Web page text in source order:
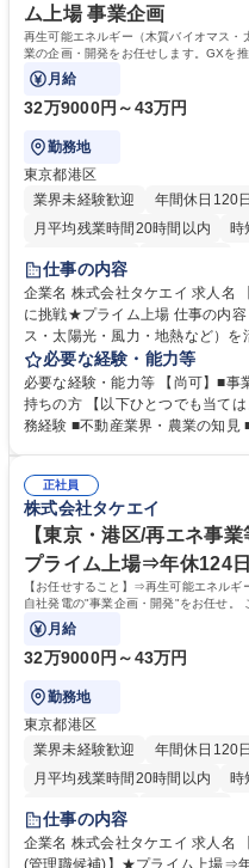
ム上場 事業企画
再生可能エネルギー（木質バイオマス
業の企画・開発をお任せします。GXを
3年後以降に管理職着任を想定しています
月給
32万9000円～43万円
勤務地
東京都港区
業界未経験歓迎
年間休日120
月平均残業時間20時間以内
時
完全週休2日制
仕事の内容
企業名 株式会社タケエイ 求人名 【事業企画/管理職候補】再エネ事業企画
に挑戦★プライム上場 仕事の内容 再生可能エネルギー（木質バイオマ
ス・太陽光・風力・地熱など）
任せします。GXを推進し、脱炭
以降に管理職着任を想定しています。 ■再エネ発電事業の企
（例：遊休地を活用した太陽光
電）■補助金・助成金申請（マニ
給調整など電力市場でのオペレーショ
【事業企画/管理職候補】再エネ
必要な経験・能力等
必要な経験・能力等 【尚可】■事
持ちの方 【以下ひとつでも当てはまる方は大歓迎です】 ■経理・財務の実
務経験 ■不動産業界・農業の知見
する知識 学歴・資格 学歴：大学院 大学 高専 短大 専修学校 高校 語学力：
資格：
正社員
株式会社タケエイ
【東京・港区/再エネ事
プライム上場⇒年休124
【お任せすること】⇒再生可能エネル
自社発電の"事業企画・開発"をお任せ。
に社会貢献性が高くやりがいがあります。
月給
32万9000円～43万円
勤務地
東京都港区
業界未経験歓迎
年間休日120
月平均残業時間20時間以内
時
完全週休2日制
仕事の内容
企業名 株式会社タケエイ 求人名 【東京・港区/再エネ事業等の事業企画
(管理職候補)】★プライム上場⇒年休124日 仕事の内容